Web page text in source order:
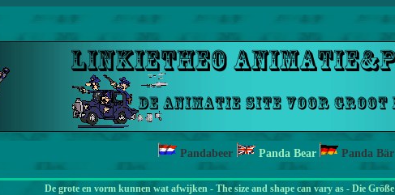
Pandabeer Panda Bear Panda Bär
De grote en vorm kunnen wat afwijken - The size and shape can vary as - Die